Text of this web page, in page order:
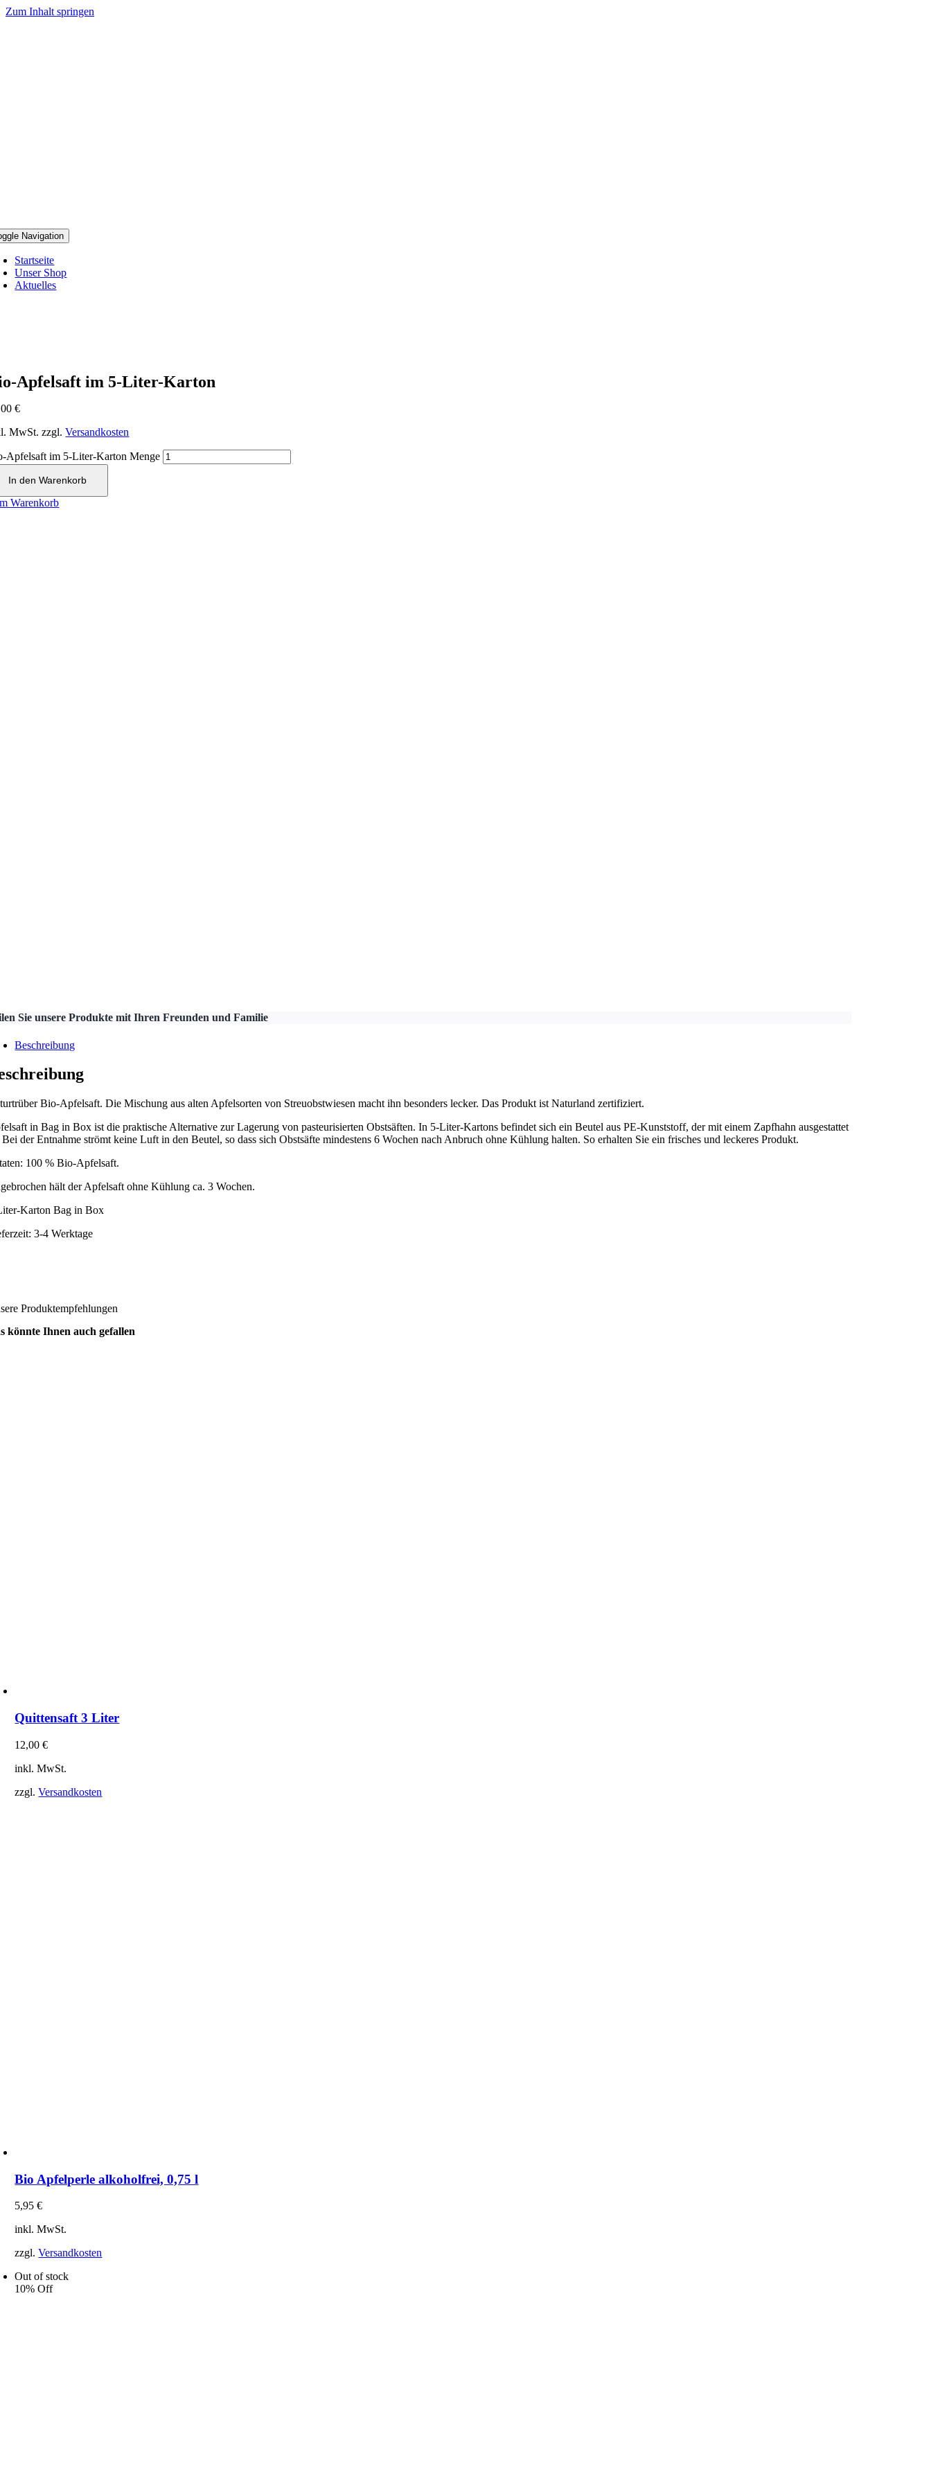
Zum Inhalt springen
Navigation
Startseite
Unser Shop
Aktuelles
Apfelsaft im 5-Liter-Karton
€
MwSt. zzgl.Versandkosten
Apfelsaft im 5-Liter-Karton Menge
In den Warenkorb
Warenkorb
Sie unsere Produkte mit Ihren Freunden und Familie
Beschreibung
Bio-Apfelsaft. Die Mischung aus alten Apfelsorten von Streuobstwiesen macht ihn besonders lecker. Das Produkt ist Naturland zertifiziert.
in Bag in Box ist die praktische Alternative zur Lagerung von pasteurisierten Obstsäften. In 5-Liter-Kartons befindet sich ein Beutel aus PE-Kunststoff, der mit einem Zapfhahn ausgestattet
Bei der Entnahme strömt keine Luft in den Beutel, so dass sich Obstsäfte mindestens 6 Wochen nach Anbruch ohne Kühlung halten. So erhalten Sie ein frisches und leckeres Produkt.
100 % Bio-Apfelsaft.
hält der Apfelsaft ohne Kühlung ca. 3 Wochen.
Karton Bag in Box
3-4 Werktage
Produktempfehlungen
könnte Ihnen auch gefallen
Quittensaft 3 Liter
12,00€
inkl. MwSt.
zzgl.Versandkosten
Bio Apfelperle alkoholfrei, 0,75 l
5,95€
inkl. MwSt.
zzgl.Versandkosten
Out of stock
10% Off